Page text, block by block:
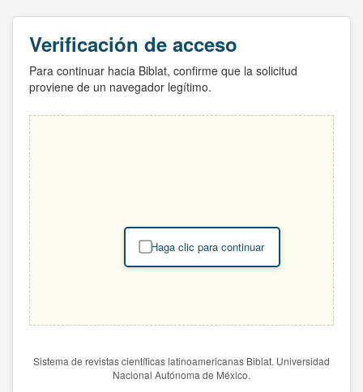
Verificación de acceso
Para continuar hacia Biblat, confirme que la solicitud
proviene de un navegador legítimo.
Haga clic para continuar
Sistema de revistas científicas latinoamericanas Biblat. Universidad
Nacional Autónoma de México.